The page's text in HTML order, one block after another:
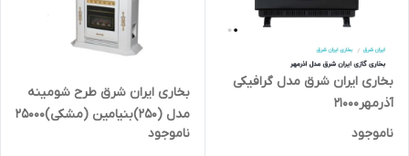
بخاری ایران شرق مدل گرافیکی
آذرمهر21000
ناموجود
بخاری ایران شرق طرح شومینه
مدل (250)بنیامین (مشکی)25000
ناموجود